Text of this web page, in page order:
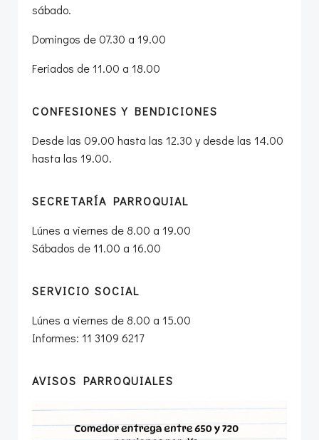
sábado.
Domingos de 07.30 a 19.00
Feriados de 11.00 a 18.00
CONFESIONES Y BENDICIONES
Desde las 09.00 hasta las 12.30 y desde las 14.00
hasta las 19.00.
SECRETARÍA PARROQUIAL
Lúnes a viernes de 8.00 a 19.00
Sábados de 11.00 a 16.00
SERVICIO SOCIAL
Lúnes a viernes de 8.00 a 15.00
Informes: 11 3109 6217
AVISOS PARROQUIALES